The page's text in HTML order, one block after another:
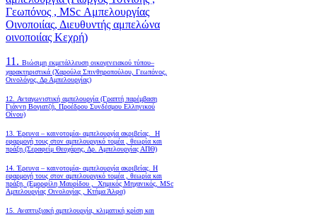
Γεωπόνος , MSc Αμπελουργίας
Οινοποιίας, Διευθυντής αμπελώνα
οινοποιίας Κεχρή)
11. Βιώσιμη εκμετάλλευση οικογενειακού τύπου–
χαρακτηριστικά (Χαρούλα Σπινθηροπούλου, Γεωπόνος,
Οινολόγος, Δρ Αμπελουργίας)
12. Ανταγωνιστική αμπελουργία (Γραπτή παρέμβαση
Γιάννη Βογιατζή, Προέδρου Συνδέσμου Ελληνικού
Οίνου)
13. Έρευνα – καινοτομία- αμπελουργία ακριβείας. Η
εφαρμογή τους στον αμπελουργικό τομέα , θεωρία και
πράξη.(Σεραφείμ Θεοχάρης, Δρ. Αμπελουργίας ΑΠΘ)
14. Έρευνα – καινοτομία- αμπελουργία ακριβείας. Η
εφαρμογή τους στον αμπελουργικό τομέα , θεωρία και
πράξη. (Εμορφίλη Μαυρίδου , Χημικός Μηχανικός, MSc
Αμπελουργίας Οινολογίας , Κτήμα Άλφα)
15. Αναπτυξιακή αμπελουργία, κλιματική κρίση και